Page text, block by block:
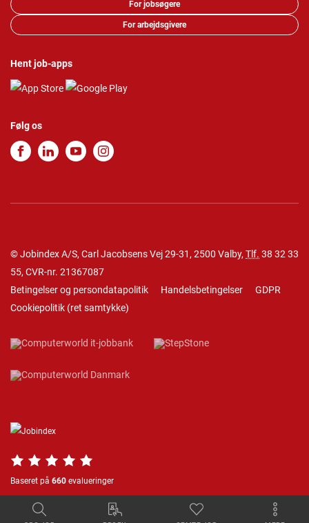
For jobsøgere
For arbejdsgivere
Hent job-apps
Følg os
© Jobindex A/S, Carl Jacobsens Vej 29-31, 2500 Valby, Tlf. 38 32 33
55, CVR-nr. 21367087
Betingelser og persondatapolitik
Handelsbetingelser
GDPR
Cookiepolitik (ret samtykke)
Baseret på 660 evalueringer